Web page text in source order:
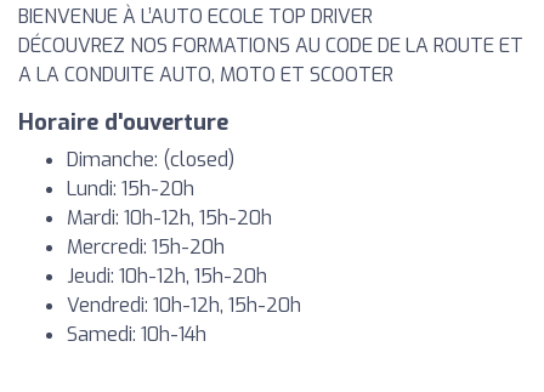
BIENVENUE À L’AUTO ECOLE TOP DRIVER
DÉCOUVREZ NOS FORMATIONS AU CODE DE LA ROUTE ET
A LA CONDUITE AUTO, MOTO ET SCOOTER
Horaire d'ouverture
Dimanche: (closed)
Lundi: 15h-20h
Mardi: 10h-12h, 15h-20h
Mercredi: 15h-20h
Jeudi: 10h-12h, 15h-20h
Vendredi: 10h-12h, 15h-20h
Samedi: 10h-14h